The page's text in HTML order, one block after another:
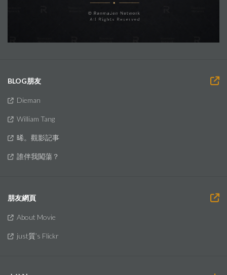
BLOG朋友
Dieman
William Tang
晞。觀影記事
誰伴我闖蕩？
朋友網頁
About Movie
just質’s Flickr